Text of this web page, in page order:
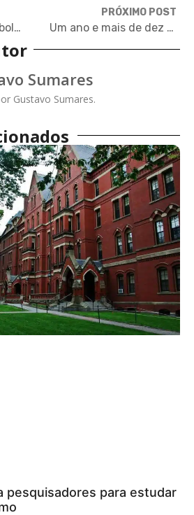
Alemanha oferece bolsas de estudo para curso de alemão no país
PRÓXIMO POST
Um ano e mais de dez países: minha experiência no Baret Scholars
Sumares
Gustavo Sumares.
pesquisadores para estudar